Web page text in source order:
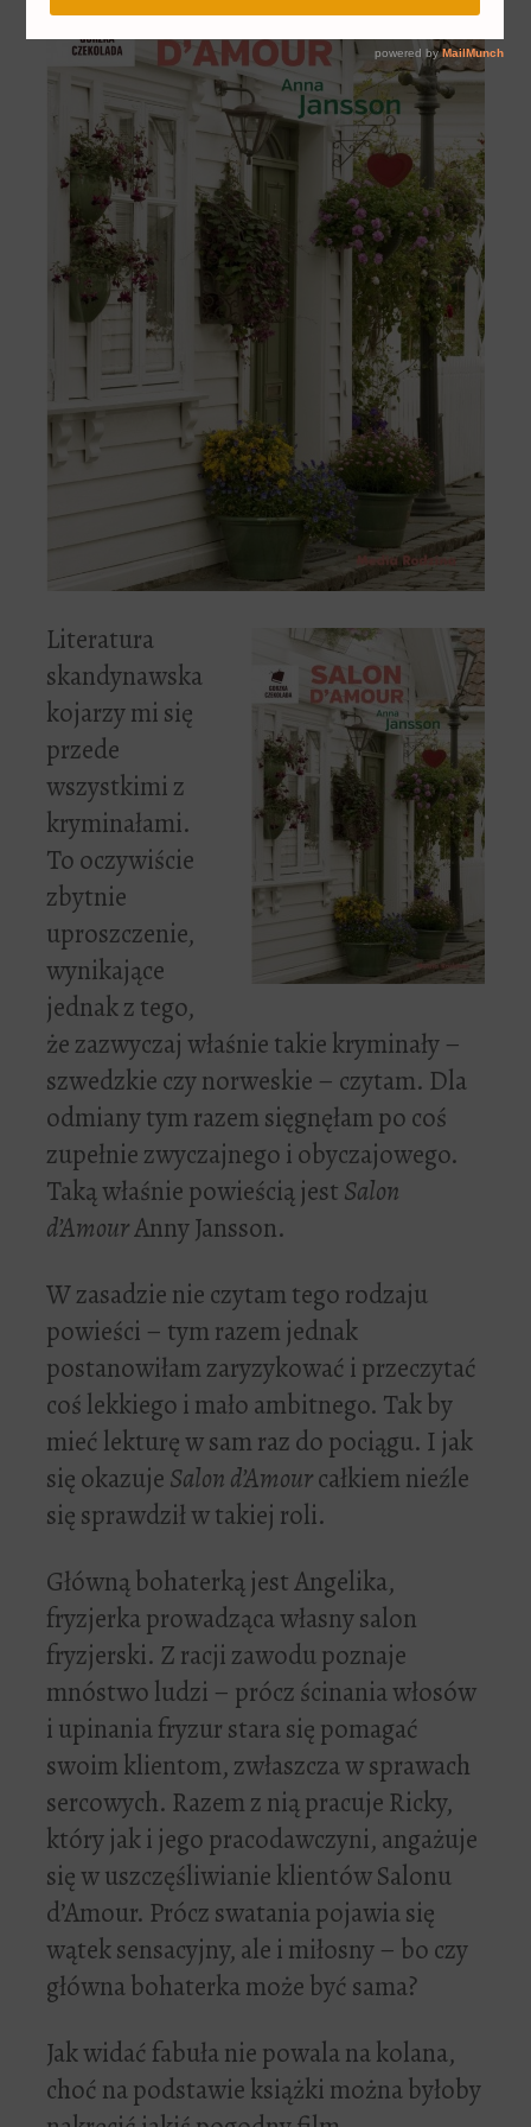
Literatura
skandynawska
kojarzy mi się
przede
wszystkimi z
kryminałami.
To oczywiście
zbytnie
uproszczenie,
wynikające
jednak z tego,
że zazwyczaj właśnie takie kryminały –
szwedzkie czy norweskie – czytam. Dla
odmiany tym razem sięgnęłam po coś
zupełnie zwyczajnego i obyczajowego.
Taką właśnie powieścią jestSalon
d’AmourAnny Jansson.
W zasadzie nie czytam tego rodzaju
powieści – tym razem jednak
postanowiłam zaryzykować i przeczytać
coś lekkiego i mało ambitnego. Tak by
mieć lekturę w sam raz do pociągu. I jak
się okazujeSalon d’Amourcałkiem nieźle
się sprawdził w takiej roli.
Główną bohaterką jest Angelika,
fryzjerka prowadząca własny salon
fryzjerski. Z racji zawodu poznaje
mnóstwo ludzi – prócz ścinania włosów
i upinania fryzur stara się pomagać
swoim klientom, zwłaszcza w sprawach
sercowych. Razem z nią pracuje Ricky,
który jak i jego pracodawczyni, angażuje
się w uszczęśliwianie klientów Salonu
d’Amour. Prócz swatania pojawia się
wątek sensacyjny, ale i miłosny – bo czy
główna bohaterka może być sama?
Jak widać fabuła nie powala na kolana,
choć na podstawie książki można byłoby